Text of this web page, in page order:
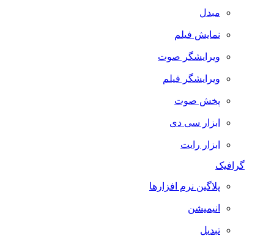
مبدل
نمایش فیلم
ویرایشگر صوت
ویرایشگر فیلم
پخش صوت
ابزار سی دی
ابزار رایت
گرافیک
پلاگین نرم افزارها
انیمیشن
تبدیل